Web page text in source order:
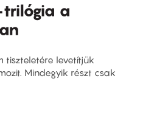
a
tiszteletére levetítjük
Mindegyik részt csak